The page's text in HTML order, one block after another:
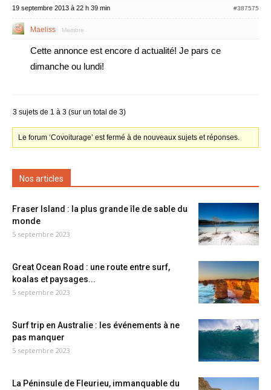
19 septembre 2013 à 22 h 39 min #387575
Maeliss Membre
Cette annonce est encore d actualité! Je pars ce
dimanche ou lundi!
3 sujets de 1 à 3 (sur un total de 3)
Le forum ‘Covoiturage’ est fermé à de nouveaux sujets et réponses.
Nos articles
Fraser Island : la plus grande île de sable du
monde
5 septembre 2023
Great Ocean Road : une route entre surf,
koalas et paysages...
5 septembre 2023
Surf trip en Australie : les événements à ne
pas manquer
5 septembre 2023
La Péninsule de Fleurieu, immanquable du